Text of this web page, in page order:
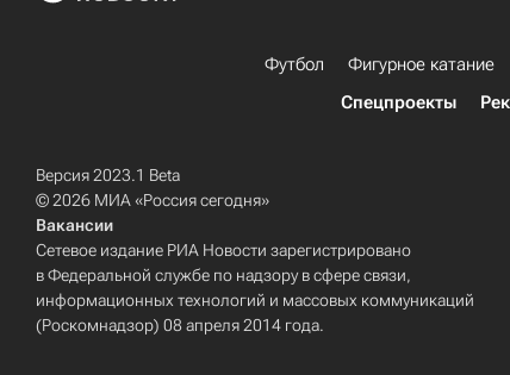
Футбол Фигурное катание
Спецпроекты
Версия 2023.1 Beta
© 2026 МИА «Россия сегодня»
Вакансии
Сетевое издание РИА Новости зарегистрировано
в Федеральной службе по надзору в сфере связи,
информационных технологий и массовых коммуникаций
(Роскомнадзор) 08 апреля 2014 года.